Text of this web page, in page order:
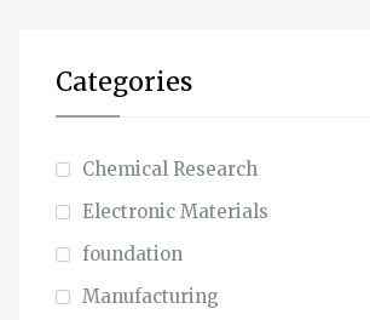
Categories
Chemical Research
Electronic Materials
foundation
Manufacturing